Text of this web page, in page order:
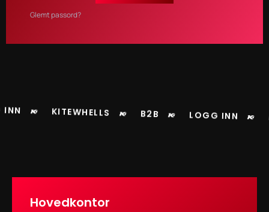
Glemt passord?
INN KITEWHELLS B2B LOGG INN
Hovedkontor